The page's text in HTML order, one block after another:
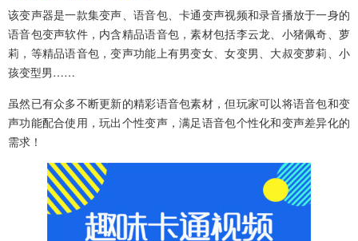
该变声器是一款集变声、语音包、卡通变声视频和录音播放于一身的
语音包变声软件，内含精品语音包，素材包括李云龙、小猪佩奇、萝
莉，等精品语音包，变声功能上有男变女、女变男、大叔变萝莉、小
孩变型男……
虽然已有众多不断更新的精彩语音包素材，但玩家可以将语音包和变
声功能配合使用，玩出个性变声，满足语音包个性化和变声差异化的
需求！